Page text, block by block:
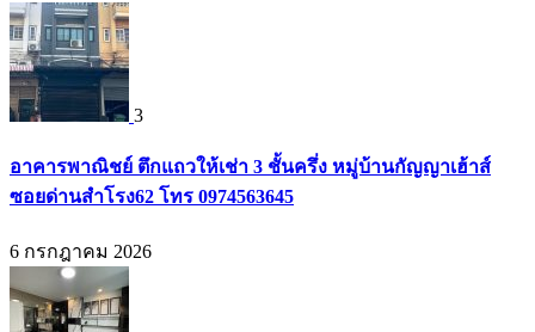
3
อาคารพาณิชย์ ตึกแถวให้เช่า 3 ชั้นครึ่ง หมู่บ้านกัญญาเฮ้าส์
ซอยด่านสำโรง62 โทร 0974563645
6 กรกฎาคม 2026